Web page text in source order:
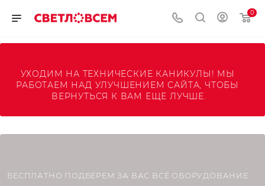
0
УХОДИМ НА ТЕХНИЧЕСКИЕ КАНИКУЛЫ! МЫ
РАБОТАЕМ НАД УЛУЧШЕНИЕМ САЙТА, ЧТОБЫ
ВЕРНУТЬСЯ К ВАМ ЕЩЕ ЛУЧШЕ.
БЕСПЛАТНО ПОДБЕРЕМ ЗА ВАС ВСЁ ОБОРУДОВАНИЕ.